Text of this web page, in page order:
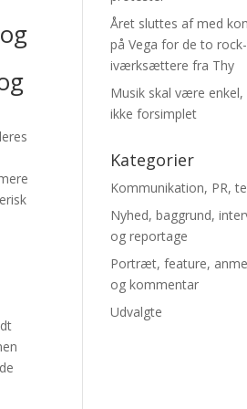
Året sluttes af med
på Vega for de to rock-
iværksættere fra Thy
Musik skal være enkel,
ikke forsimplet
Kategorier
Kommunikation, PR,
Nyhed, baggrund,
og reportage
Portræt, feature,
og kommentar
Udvalgte